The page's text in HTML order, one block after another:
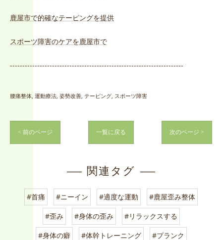
鹿屋市で的確なテーピングを提供
スポーツ障害のケアを鹿屋市で
----------------------------------------------------------------------
腰痛整体 運動療法 姿勢改善 テーピング スポーツ障害
< 前のページ 一覧に戻る 次のページ >
関連タグ
#首痛 #ニーイン #適度な運動 #鹿屋歪み整体
#歪み #身体の歪み #リラックスする
#身体の癖 #体幹トレーニング #プランク